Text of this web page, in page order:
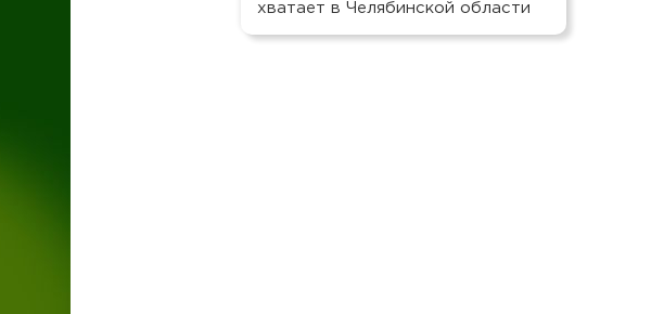
хватает в Челябинской области